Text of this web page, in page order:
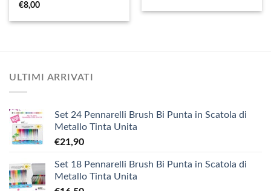
€8,00
ULTIMI ARRIVATI
Set 24 Pennarelli Brush Bi Punta in Scatola di
Metallo Tinta Unita
€21,90
Set 18 Pennarelli Brush Bi Punta in Scatola di
Metallo Tinta Unita